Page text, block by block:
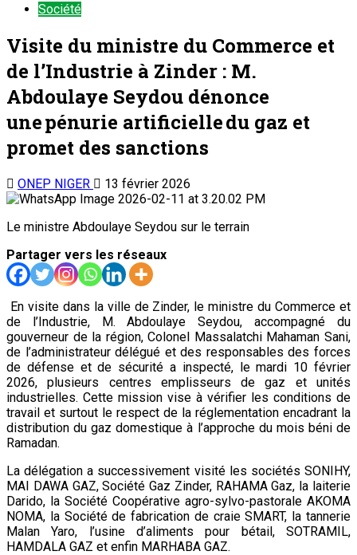
Société
Visite du ministre du Commerce et
de l’Industrie à Zinder : M.
Abdoulaye Seydou dénonce
une pénurie artificielle du gaz et
promet des sanctions
ONEP NIGER 13 février 2026
Le ministre Abdoulaye Seydou sur le terrain
Partager vers les réseaux
En visite dans la ville de Zinder, le ministre du Commerce et
de l’Industrie, M. Abdoulaye Seydou, accompagné du
gouverneur de la région, Colonel Massalatchi Mahaman Sani,
de l’administrateur délégué et des responsables des forces
de défense et de sécurité a inspecté, le mardi 10 février
2026, plusieurs centres emplisseurs de gaz et unités
industrielles. Cette mission vise à vérifier les conditions de
travail et surtout le respect de la réglementation encadrant la
distribution du gaz domestique à l’approche du mois béni de
Ramadan.
La délégation a successivement visité les sociétés SONIHY,
MAI DAWA GAZ, Société Gaz Zinder, RAHAMA Gaz, la laiterie
Darido, la Société Coopérative agro-sylvo-pastorale AKOMA
NOMA, la Société de fabrication de craie SMART, la tannerie
Malan Yaro, l’usine d’aliments pour bétail, SOTRAMIL,
HAMDALA GAZ et enfin MARHABA GAZ.